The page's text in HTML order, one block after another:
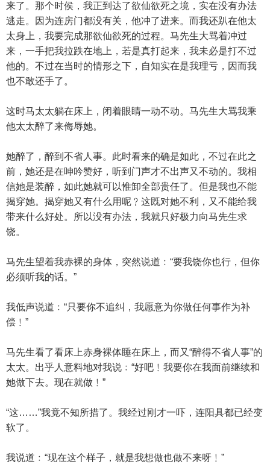
来了。那个时侯，我正到达了欲仙欲死之境，实在没有办法
逃走。因为连房门都没有关，他冲了进来。而我还趴在他太
太身上，我要完成那欲仙欲死的过程。马先生大骂着冲过
来，一手把我拉跌在地上，若是真打起来，我未必是打不过
他的。不过在当时的情形之下，自知实在是我理亏，因而我
也不敢还手了。
这时马太太躺在床上，闭着眼睛一动不动。马先生大骂我乘
他太太醉了来侮辱她。
她醉了，醉到不省人事。此时看来的确是如此，不过在此之
前，她还是在呻吟赞好，听到门声才不出声又不动的。我相
信她是装醉，如此她就可以惟卸全部贵任了。但是我也不能
揭穿她。揭穿她又有什么用呢﹖这既对她不利，又不能给我
带来什么好处。所以没有办法，我就只好极力向马先生求
饶。
马先生望着我赤裸的身体，突然说道﹕“要我饶你也行，但你
必须听我的话。”
我低声说道﹕“只要你不追纠，我愿意为你做任何事作为补
偿﹗”
马先生看了看床上赤身裸体睡在床上，而又“醉得不省人事”的
太太。出乎人意料地对我说﹕“好吧﹗我要你在我面前继续和
她做下去。现在就做﹗”
“这……”我竟不知所措了。我经过刚才一吓，连阳具都已经变
软了。
我说道﹕“现在这个样子，就是我想做也做不来呀﹗”